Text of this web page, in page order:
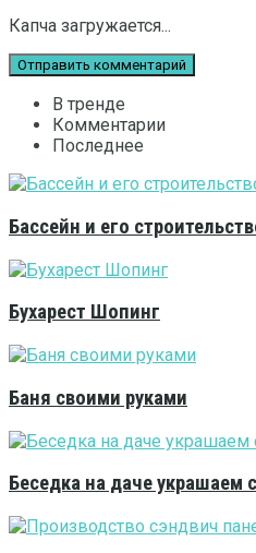
Капча загружается...
В тренде
Комментарии
Последнее
Бассейн и его
Бухарест Шопинг
Баня своими руками
Беседка на даче украшаем